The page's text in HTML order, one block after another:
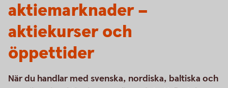
aktiemarknader –
aktiekurser och
öppettider
När du handlar med svenska, nordiska, baltiska och